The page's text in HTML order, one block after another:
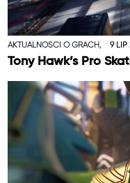
AKTUALNOŚCI O GRACH, 9 LIP
Tony Hawk’s Pro